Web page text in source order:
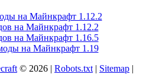
на Майнкрафт 1.12.2
на Майнкрафт 1.12.2
на Майнкрафт 1.16.5
на Майнкрафт 1.19
© 2026 | Robots.txt | Sitemap |